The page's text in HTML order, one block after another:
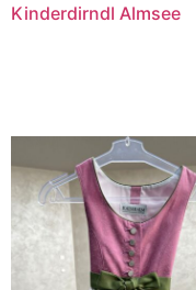
Kinderdirndl Almsee